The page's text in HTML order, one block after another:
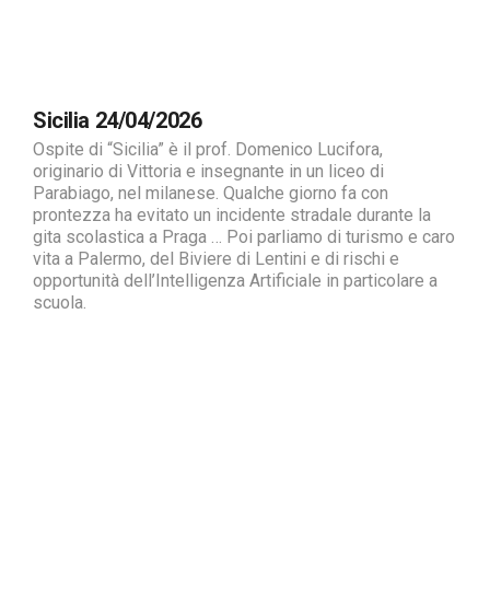
Sicilia 24/04/2026
Ospite di “Sicilia” è il prof. Domenico Lucifora,
originario di Vittoria e insegnante in un liceo di
Parabiago, nel milanese. Qualche giorno fa con
prontezza ha evitato un incidente stradale durante la
gita scolastica a Praga … Poi parliamo di turismo e caro
vita a Palermo, del Biviere di Lentini e di rischi e
opportunità dell’Intelligenza Artificiale in particolare a
scuola.